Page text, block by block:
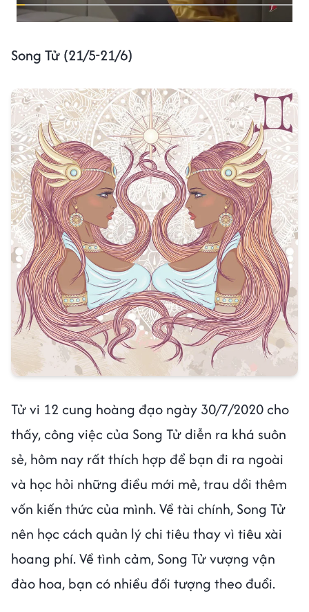
Song Tử (21/5-21/6)
Tử vi 12 cung hoàng đạo ngày 30/7/2020 cho
thấy, công việc của Song Tử diễn ra khá suôn
sẻ, hôm nay rất thích hợp để bạn đi ra ngoài
và học hỏi những điều mới mẻ, trau dồi thêm
vốn kiến thức của mình. Về tài chính, Song Tử
nên học cách quản lý chi tiêu thay vì tiêu xài
hoang phí. Về tình cảm, Song Tử vượng vận
đào hoa, bạn có nhiều đối tượng theo đuổi.